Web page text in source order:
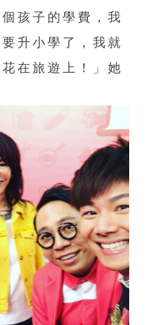
孩子的學費，我
升小學了，我就
在旅遊上！」她